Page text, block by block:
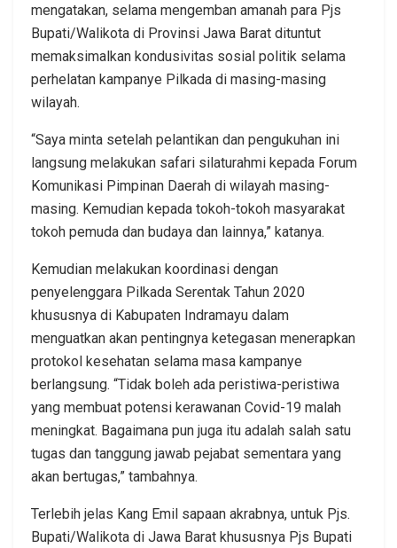
mengatakan, selama mengemban amanah para Pjs
Bupati/Walikota di Provinsi Jawa Barat dituntut
memaksimalkan kondusivitas sosial politik selama
perhelatan kampanye Pilkada di masing-masing
wilayah.
“Saya minta setelah pelantikan dan pengukuhan ini
langsung melakukan safari silaturahmi kepada Forum
Komunikasi Pimpinan Daerah di wilayah masing-
masing. Kemudian kepada tokoh-tokoh masyarakat
tokoh pemuda dan budaya dan lainnya,” katanya.
Kemudian melakukan koordinasi dengan
penyelenggara Pilkada Serentak Tahun 2020
khususnya di Kabupaten Indramayu dalam
menguatkan akan pentingnya ketegasan menerapkan
protokol kesehatan selama masa kampanye
berlangsung. “Tidak boleh ada peristiwa-peristiwa
yang membuat potensi kerawanan Covid-19 malah
meningkat. Bagaimana pun juga itu adalah salah satu
tugas dan tanggung jawab pejabat sementara yang
akan bertugas,” tambahnya.
Terlebih jelas Kang Emil sapaan akrabnya, untuk Pjs.
Bupati/Walikota di Jawa Barat khususnya Pjs Bupati